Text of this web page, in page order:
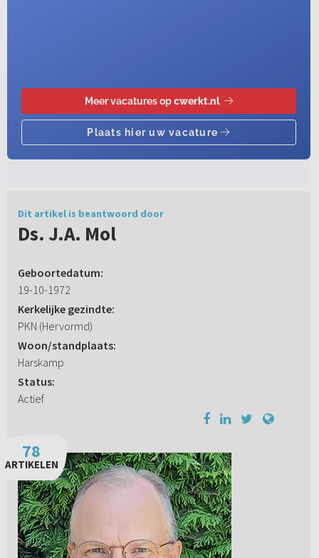
Dit artikel is beantwoord door
Ds. J.A. Mol
Geboortedatum:
19-10-1972
Kerkelijke gezindte:
PKN (Hervormd)
Woon/standplaats:
Harskamp
Status:
Actief
78
ARTIKELEN